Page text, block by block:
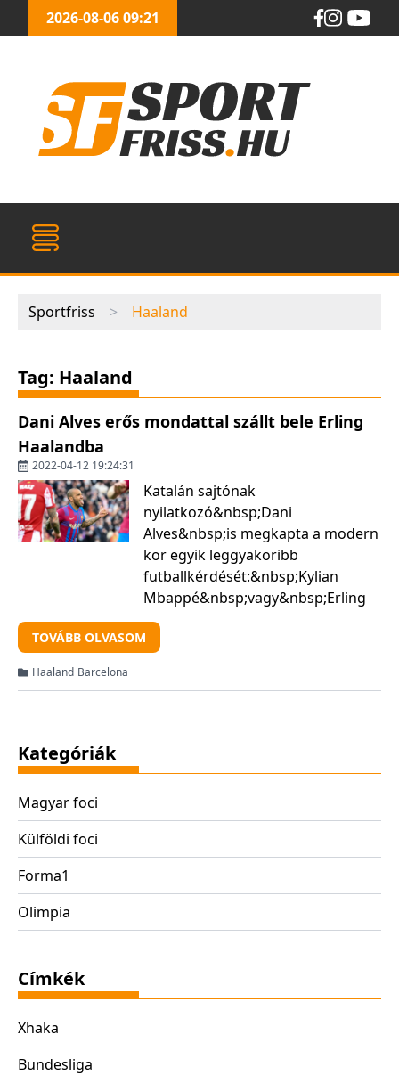
2026-08-06 09:21
Sportfriss > Haaland
Tag: Haaland
Dani Alves erős mondattal szállt bele Erling
Haalandba
2022-04-12 19:24:31
Katalán sajtónak
nyilatkozó&nbsp;Dani
Alves&nbsp;is megkapta a modern
kor egyik leggyakoribb
futballkérdését:&nbsp;Kylian
Mbappé&nbsp;vagy&nbsp;Erling
Haaland?&nbsp;A Barcelona brazil
mókamestere nem beszélt mellé,
TOVÁBB OLVASOM
Haaland Barcelona
Kategóriák
Magyar foci
Külföldi foci
Forma1
Olimpia
Címkék
Xhaka
Bundesliga